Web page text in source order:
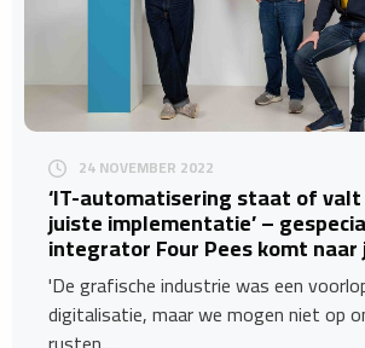
24 NOVEMBER 2022
‘IT-automatisering staat of
juiste implementatie’ –
integrator Four Pees komt naar
'De grafische industrie was een
digitalisatie, maar we mogen niet op